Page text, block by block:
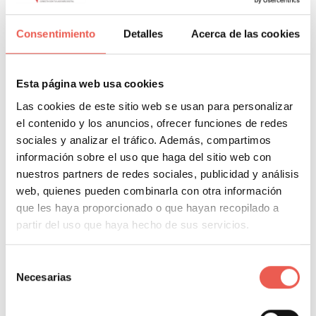
Consentimiento Detalles Acerca de las cookies
Esta página web usa cookies
Las cookies de este sitio web se usan para personalizar
el contenido y los anuncios, ofrecer funciones de redes
sociales y analizar el tráfico. Además, compartimos
información sobre el uso que haga del sitio web con
nuestros partners de redes sociales, publicidad y análisis
web, quienes pueden combinarla con otra información
que les haya proporcionado o que hayan recopilado a
partir del uso que haya hecho de sus servicios.
Necesarias
temática y que genere interés
: lo que sí puedes
(puedes utilizarHootsuite) algunas piezas de
contenido en una misma línea que aporte coherencia
a tu presencia 2.0. Piensa bien la temática para que
vaya en línea a la imagen que quieres dar.
6-Define tu network o radio de influencia útil:
marca bien en qué ámbito o sector quieres intervenir
y a que target de público te quieres dirigir. Para ello
Posiblemente el sitio más fácil para poder hacerlo es